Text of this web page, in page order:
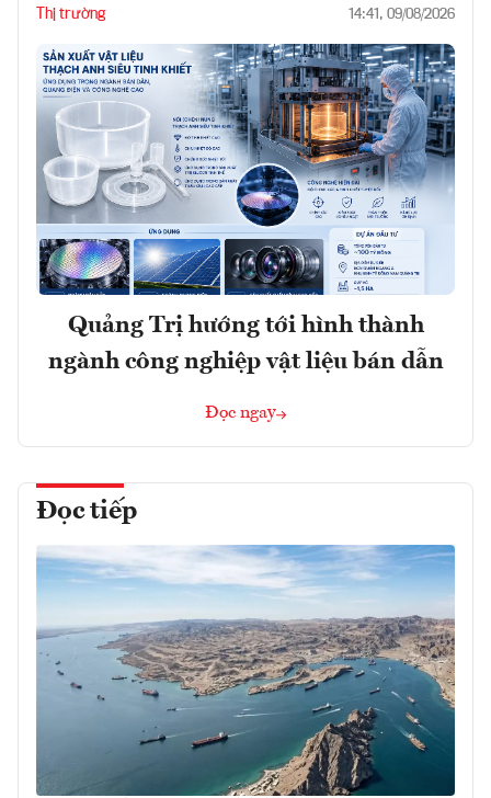
Thị trường 14:41, 09/08/2026
Quảng Trị hướng tới hình thành
ngành công nghiệp vật liệu bán dẫn
Đọc ngay
Đọc tiếp